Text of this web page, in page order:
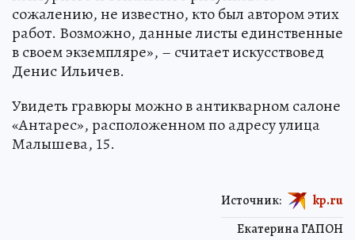
сожалению, не известно, кто был автором этих
работ. Возможно, данные листы единственные
в своем экземпляре», – считает искусствовед
Денис Ильичев.
Увидеть гравюры можно в антикварном салоне
«Антарес», расположенном по адресу улица
Малышева, 15.
Екатерина ГАПОН
Источник: kp.ru